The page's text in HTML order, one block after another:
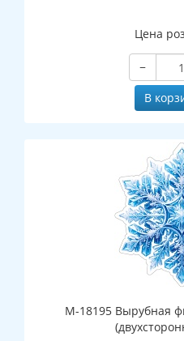
Цена
−
В
М-18195 Вырубная